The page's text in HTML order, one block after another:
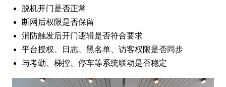
脱机开门是否正常
断网后权限是否保留
消防触发后开门逻辑是否符合要求
平台授权、日志、黑名单、访客权限是否同步
与考勤、梯控、停车等系统联动是否稳定